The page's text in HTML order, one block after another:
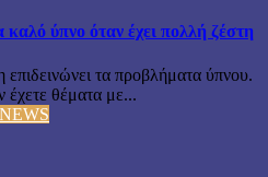
ύπνο όταν έχει πολλή ζέστη
επιδεινώνει τα προβλήματα ύπνου.
θέματα με...